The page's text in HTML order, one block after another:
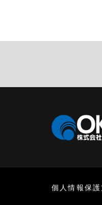
個人情報保